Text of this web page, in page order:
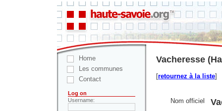
Home
Les communes
Contact
Log on
Username:
Vacheresse
[retournez à la liste]
Nom officiel